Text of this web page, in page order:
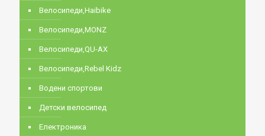
Велосипеди,Haibike
Велосипеди,MONZ
Велосипеди,QU-AX
Велосипеди,Rebel Kidz
Водени спортови
Детски велосипед
Електроника